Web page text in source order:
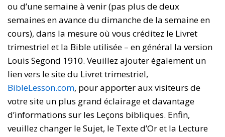
ou d’une semaine à venir (pas plus de deux
semaines en avance du dimanche de la semaine en
cours), dans la mesure où vous créditez le Livret
trimestriel et la Bible utilisée – en général la version
Louis Segond 1910. Veuillez ajouter également un
lien vers le site du Livret trimestriel,
BibleLesson.com, pour apporter aux visiteurs de
votre site un plus grand éclairage et davantage
d’informations sur les Leçons bibliques. Enfin,
veuillez changer le Sujet, le Texte d’Or et la Lecture